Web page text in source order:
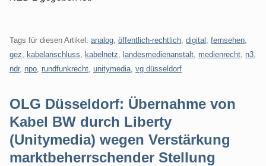
Tags für diesen Artikel: analog öffentlich-rechtlich digital fernsehen
gez
kabelanschluss kabelnetz landesmedienanstalt medienrecht n3
ndr, npo rundfunkrecht unitymedia vg düsseldorf
OLG Düsseldorf: Übernahme von
Kabel BW durch Liberty
(Unitymedia) wegen Verstärkung
marktbeherrschender Stellung